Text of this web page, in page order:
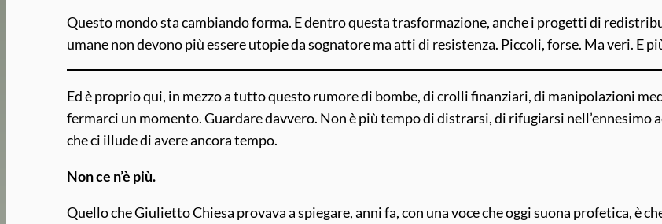
Questo mondo sta cambiando forma. E dentro questa trasformazione, anche i progetti di
umane non devono più essere utopie da sognatore ma atti di resistenza. Piccoli, forse. Ma veri. E
Ed è proprio qui, in mezzo a tutto questo rumore di bombe, di crolli finanziari, di manipolazioni
fermarci un momento. Guardare davvero. Non è più tempo di distrarsi, di rifugiarsi nell’ennesimo
che ci illude di avere ancora tempo.
Non ce n’è più.
Quello che Giulietto Chiesa provava a spiegare, anni fa, con una voce che oggi suona profetica, è